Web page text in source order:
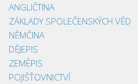
ANGLIČTINA
ZÁKLADY SPOLEČENSKÝCH VĚD
NĚMČINA
DĚJEPIS
ZEMĚPIS
POJIŠŤOVNICTVÍ